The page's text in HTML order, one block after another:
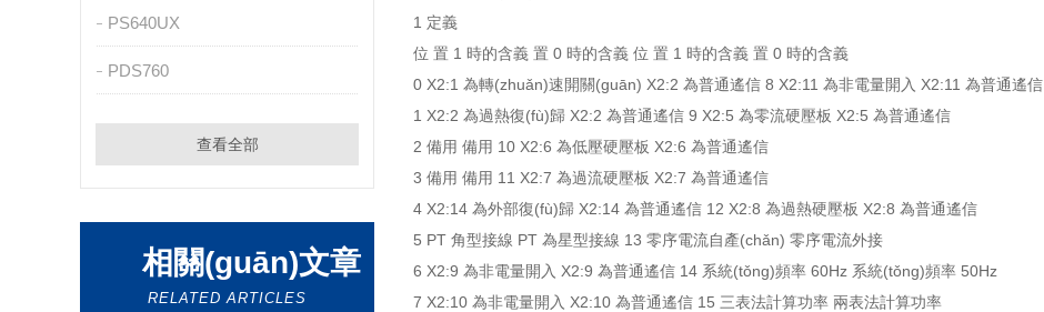
PS640UX
PDS760
查看全部
相關(guān)文章
RELATED ARTICLES
1 定義
位 置 1 時的含義 置 0 時的含義 位 置 1 時的含義 置 0 時的含義
0 X2:1 為轉(zhuǎn)速開關(guān) X2:2 為普通遙信 8 X2:11 為非電量開入 X2:11 為普通遙信
1 X2:2 為過熱復(fù)歸 X2:2 為普通遙信 9 X2:5 為零流硬壓板 X2:5 為普通遙信
2 備用 備用 10 X2:6 為低壓硬壓板 X2:6 為普通遙信
3 備用 備用 11 X2:7 為過流硬壓板 X2:7 為普通遙信
4 X2:14 為外部復(fù)歸 X2:14 為普通遙信 12 X2:8 為過熱硬壓板 X2:8 為普通遙信
5 PT 角型接線 PT 為星型接線 13 零序電流自產(chǎn) 零序電流外接
6 X2:9 為非電量開入 X2:9 為普通遙信 14 系統(tǒng)頻率 60Hz 系統(tǒng)頻率 50Hz
7 X2:10 為非電量開入 X2:10 為普通遙信 15 三表法計算功率 兩表法計算功率